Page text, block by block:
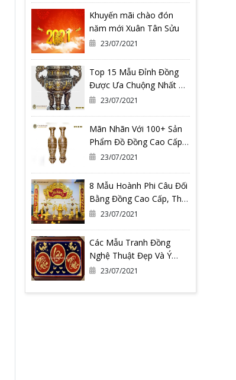
Khuyến mãi chào đón
năm mới Xuân Tân Sửu
23/07/2021
Top 15 Mẫu Đỉnh Đồng
Được Ưa Chuộng Nhất Có
Thể Bạn Đang Cần
23/07/2021
Mãn Nhãn Với 100+ Sản
Phẩm Đồ Đồng Cao Cấp
Tại Đồ Đồng Quang
23/07/2021
8 Mẫu Hoành Phi Câu Đối
Bằng Đồng Cao Cấp, Thờ
Gia Tiên
23/07/2021
Các Mẫu Tranh Đồng
Nghệ Thuật Đẹp Và Ý
Nghĩa Nhất Tại Đồ Đồng
23/07/2021